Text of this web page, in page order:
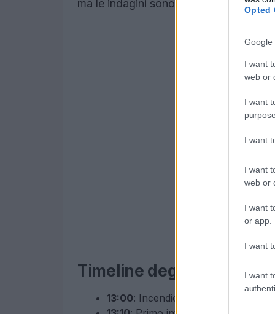
Opted
Google
I want
web or
I want
I want
I want
web or
I want
or app.
I want
I want
ma le indagini sono in corso. Non si
Timeline degli eventi
13:00: Incendio segnalato in via